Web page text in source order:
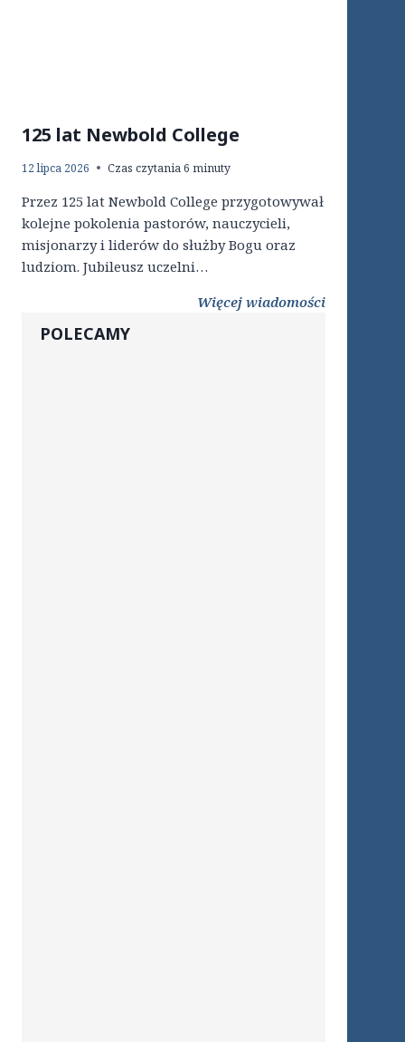
125 lat Newbold College
12 lipca 2026 Czas czytania6 minuty
Przez 125 lat Newbold College przygotowywał
kolejne pokolenia pastorów, nauczycieli,
misjonarzy i liderów do służby Bogu oraz
ludziom. Jubileusz uczelni…
Więcej wiadomości
POLECAMY